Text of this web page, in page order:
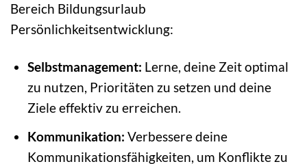
Bereich Bildungsurlaub
Persönlichkeitsentwicklung:
Selbstmanagement: Lerne, deine Zeit optimal
zu nutzen, Prioritäten zu setzen und deine
Ziele effektiv zu erreichen.
Kommunikation: Verbessere deine
Kommunikationsfähigkeiten, um Konflikte zu